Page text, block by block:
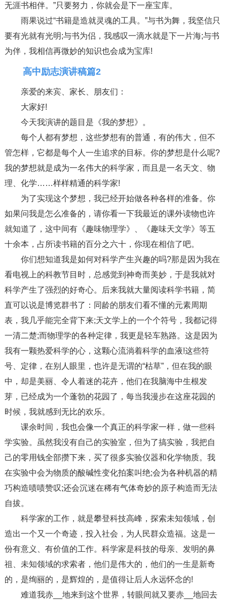
无涯书相伴。”只要努力，你就会是下一座宝库。
雨果说过“书籍是造就灵魂的工具。”与书为舞，我坚信只
要有光就有光明;与书为侣，我感叹一滴水就是下一片海;与书
为伴，我相信再微妙的知识也会成为宝库!
高中励志演讲稿篇2
亲爱的来宾、家长、朋友们：
大家好!
今天我演讲的题目是《我的梦想》。
每个人都有梦想，这些梦想有的普通，有的伟大，但不
管怎样，它都是每个人一生追求的目标。你的梦想是什么呢?
我的梦想就是成为一名伟大的科学家，而且是一名天文、物
理、化学……样样精通的科学家!
为了实现这个梦想，我已经开始做各种各样的准备。你
如果问我是怎么准备的，请你看一下我最近的课外读物也许
就知道了，这中间有《趣味物理学》、《趣味天文学》等五
十余本，占所读书籍的百分之六十，你现在相信了吧。
你们想知道我是如何对科学产生兴趣的吗?那是因为我在
看电视上的科教节目时，总感觉到神奇而美妙，于是我就对
科学产生了强烈的好奇心。后来我就大量阅读科学书籍，简
直可以说是博览群书了：同龄的朋友们看不懂的元素周期
表，我几乎能完全背下来;天文学上的一个个符号，我都记得
一清二楚;而物理学的各种定律，我更是轻车熟路。这是因为
我有一颗热爱科学的心，这颗心流淌着科学的血液!这些符
号、定律，在别人眼里，也许是无谓的“枯草”，但在我的眼
中，却是美丽、令人着迷的花卉，他们在我脑海中生根发
芽，已经成为一个蓬勃的花园了，每当我漫步在这座花园的
时候，我就感到无比的欢乐。
课余时间，我也会像一个真正的科学家一样，做一些科
学实验。虽然我没有自己的实验室，但为了搞实验，我把自
己的零用钱全部攒下来，买了很多实验仪器和化学物质。我
在实验中会为物质的酸碱性变化拍案叫绝;会为各种机器的精
巧构造啧啧赞叹;还会沉迷在稀有气体奇妙的原子构造而无法
自拔。
科学家的工作，就是攀登科技高峰，探索未知领域，创
造出一个又一个奇迹，投入社会，为人民群众造福。这是一
份有意义、有价值的工作。科学家是科技的母亲、发明的鼻
祖、未知领域的求索者，他们是伟大的，他们的一生是新奇
的，是绚丽的，是辉煌的，是值得让后人永远怀念的!
难道我赤__地来到这个世界，转眼间就又要赤__地回去